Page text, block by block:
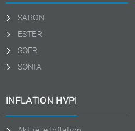
SARON
ESTER
SOFR
SONIA
INFLATION HVPI